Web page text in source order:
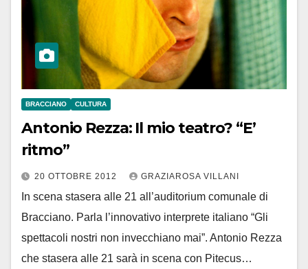
BRACCIANO CULTURA
Antonio Rezza: Il mio teatro? “E’
ritmo”
20 OTTOBRE 2012 GRAZIAROSA VILLANI
In scena stasera alle 21 all’auditorium comunale di
Bracciano. Parla l’innovativo interprete italiano “Gli
spettacoli nostri non invecchiano mai”. Antonio Rezza
che stasera alle 21 sarà in scena con Pitecus…